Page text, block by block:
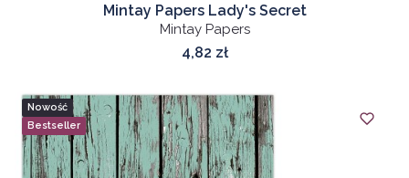
Mintay Papers Lady's Secret
Mintay Papers
Cena
4,82 zł
Bestseller
Nowość